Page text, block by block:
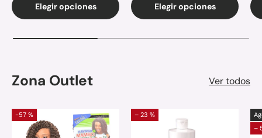
Elegir opciones Elegir opciones
Zona Outlet Ver todos
-57 % – 23 %
–